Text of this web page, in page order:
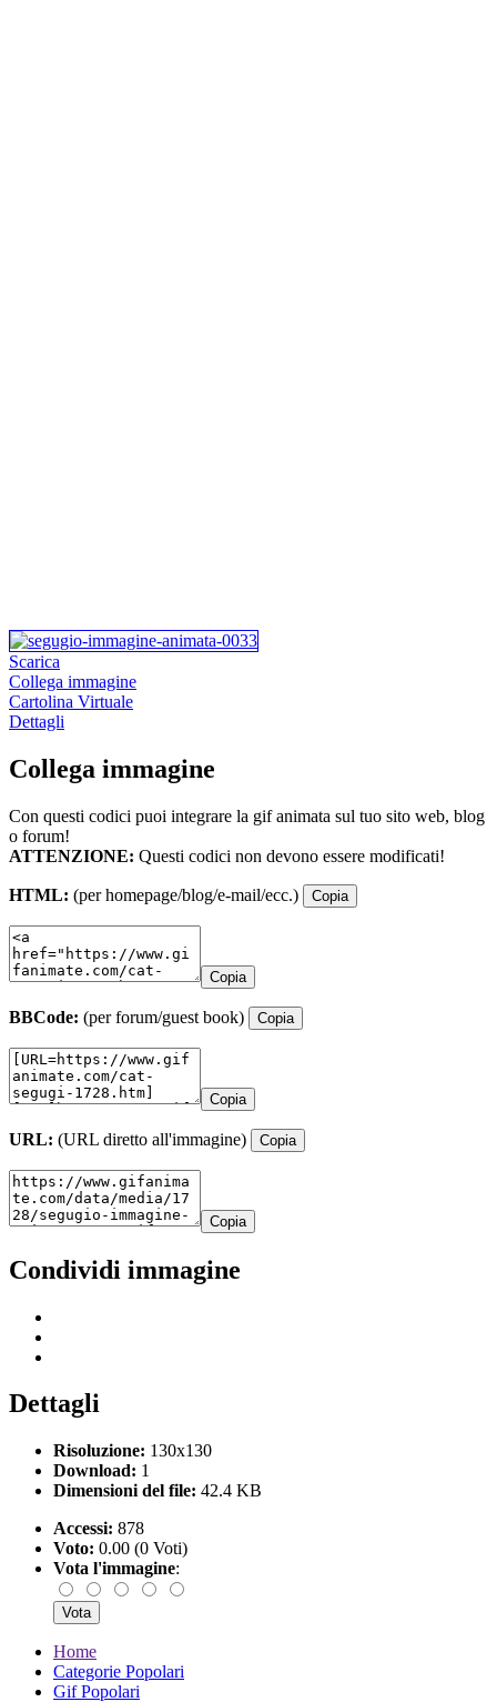
Scarica
Collega immagine
Cartolina Virtuale
Dettagli
Collega immagine
Con questi codici puoi integrare la gif animata sul tuo sito web, blog
o forum!
ATTENZIONE: Questi codici non devono essere modificati!
HTML: (per homepage/blog/e-mail/ecc.) Copia
Copia
BBCode: (per forum/guest book) Copia
Copia
URL: (URL diretto all'immagine) Copia
Copia
Condividi immagine
Dettagli
Risoluzione: 130x130
Download: 1
Dimensioni del file: 42.4 KB
Accessi: 878
Voto: 0.00 (0 Voti)
Vota l'immagine:
Home
Categorie Popolari
Gif Popolari